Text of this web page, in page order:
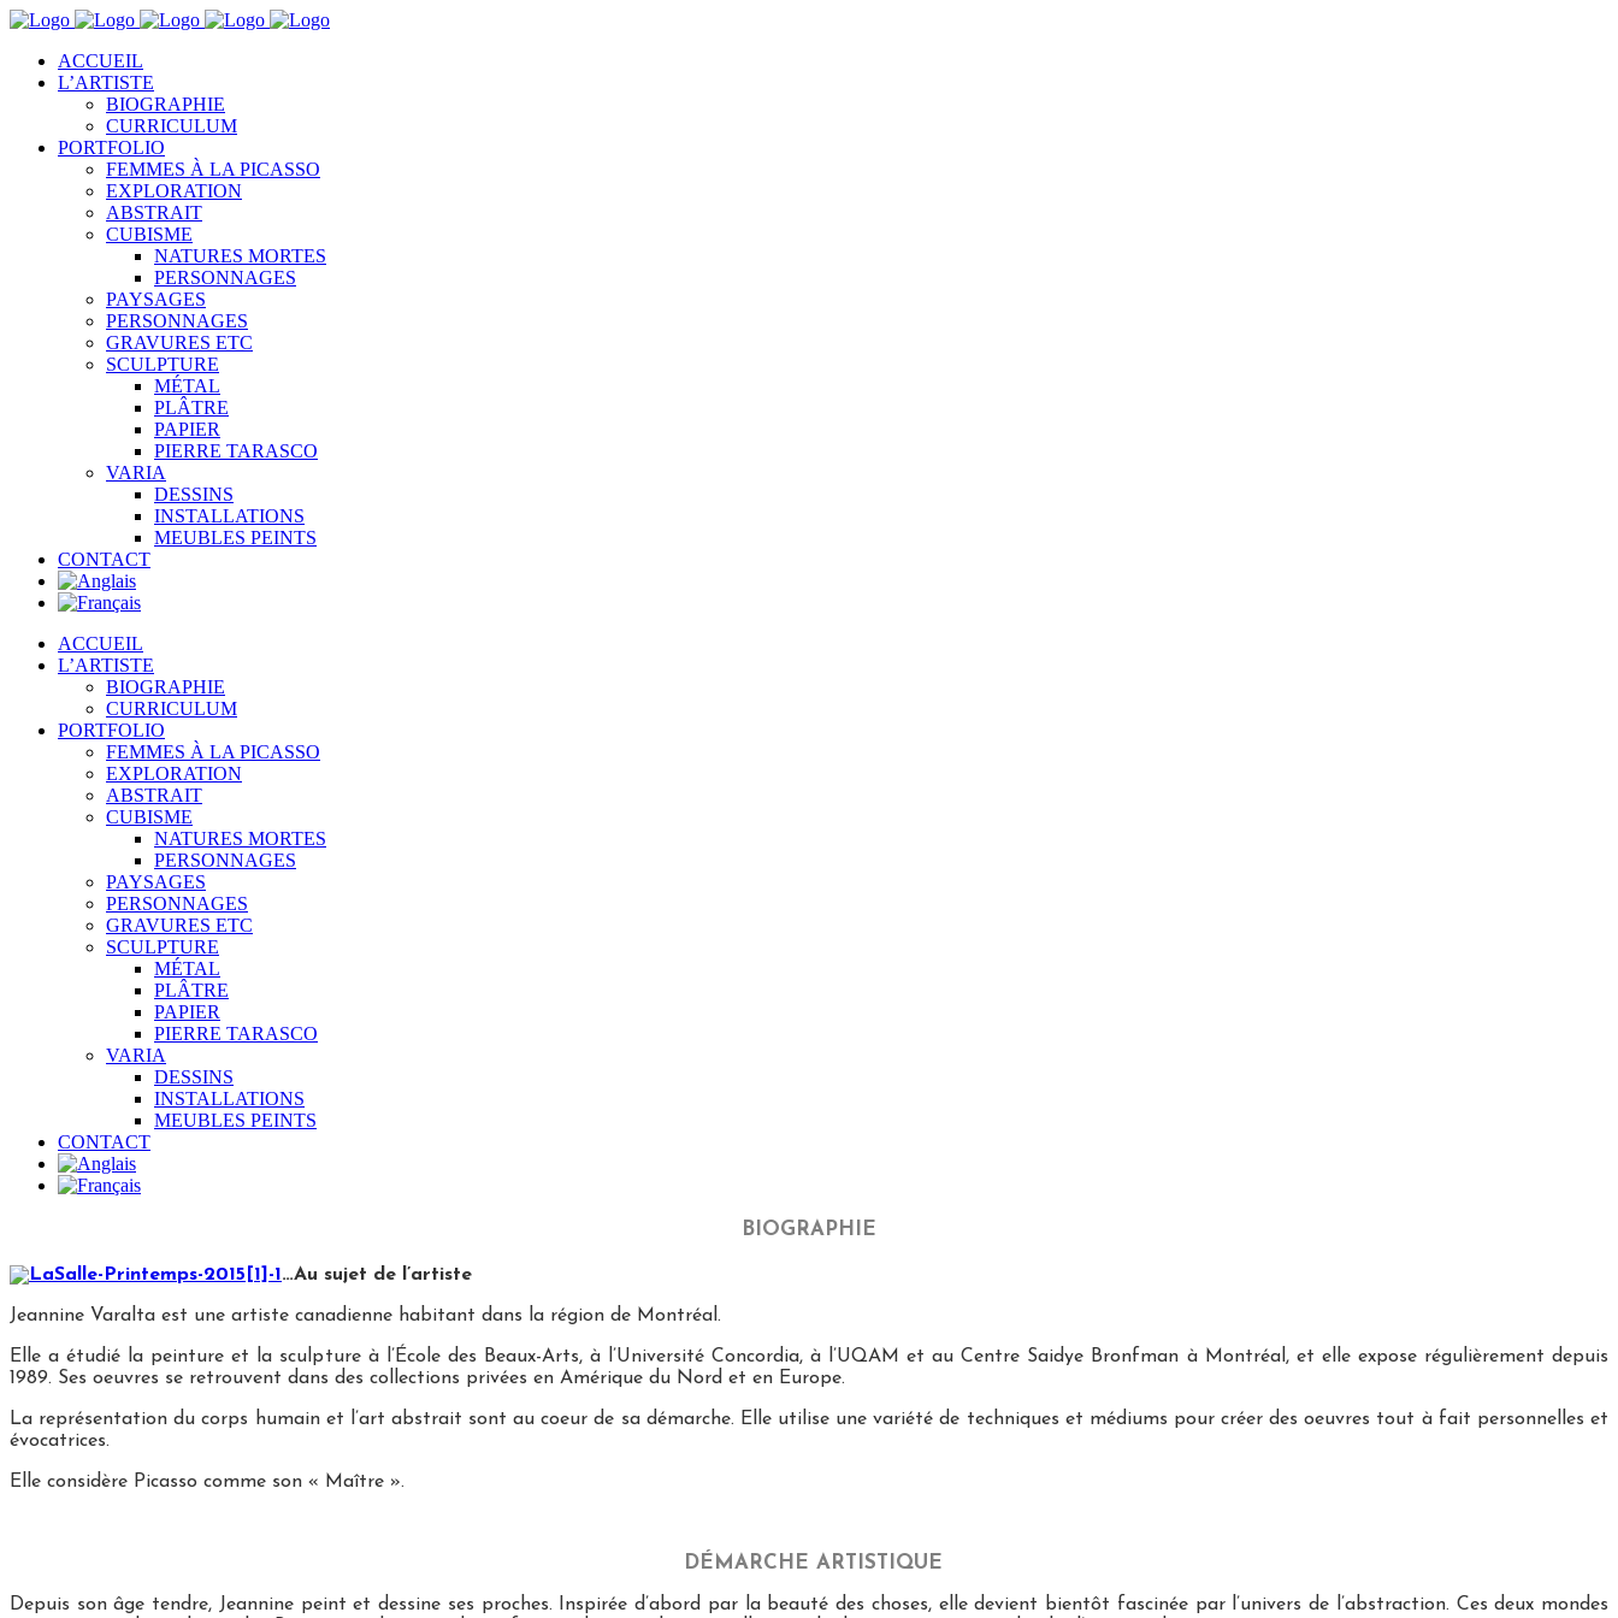
ACCUEIL
L’ARTISTE
BIOGRAPHIE
CURRICULUM
PORTFOLIO
FEMMES À LA PICASSO
EXPLORATION
ABSTRAIT
CUBISME
NATURES MORTES
PERSONNAGES
PAYSAGES
PERSONNAGES
GRAVURES ETC
SCULPTURE
MÉTAL
PLÂTRE
PAPIER
PIERRE TARASCO
VARIA
DESSINS
INSTALLATIONS
MEUBLES PEINTS
CONTACT
ACCUEIL
L’ARTISTE
BIOGRAPHIE
CURRICULUM
PORTFOLIO
FEMMES À LA PICASSO
EXPLORATION
ABSTRAIT
CUBISME
NATURES MORTES
PERSONNAGES
PAYSAGES
PERSONNAGES
GRAVURES ETC
SCULPTURE
MÉTAL
PLÂTRE
PAPIER
PIERRE TARASCO
VARIA
DESSINS
INSTALLATIONS
MEUBLES PEINTS
CONTACT
BIOGRAPHIE
…Au sujet de l’artiste
Jeannine Varalta est une artiste canadienne habitant dans la région de Montréal.
Elle a étudié la peinture et la sculpture à l’École des Beaux-Arts, à l’Université Concordia, à l’UQAM et au Centre Saidye Bronfman à Montréal, et elle expose régulièrement depuis
1989. Ses oeuvres se retrouvent dans des collections privées en Amérique du Nord et en Europe.
La représentation du corps humain et l’art abstrait sont au coeur de sa démarche. Elle utilise une variété de techniques et médiums pour créer des oeuvres tout à fait personnelles et
évocatrices.
Elle considère Picasso comme son « Maître ».
DÉMARCHE ARTISTIQUE
Depuis son âge tendre, Jeannine peint et dessine ses proches. Inspirée d’abord par la beauté des choses, elle devient bientôt fascinée par l’univers de l’abstraction. Ces deux mondes